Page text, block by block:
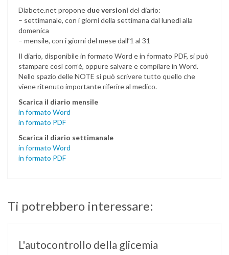
Diabete.net propone due versioni del diario:
– settimanale, con i giorni della settimana dal lunedì alla
domenica
– mensile, con i giorni del mese dall’1 al 31
Il diario, disponibile in formato Word e in formato PDF, si può
stampare così com’è, oppure salvare e compilare in Word.
Nello spazio delle NOTE si può scrivere tutto quello che
viene ritenuto importante riferire al medico.
Scarica il diario mensile
in formato Word
in formato PDF
Scarica il diario settimanale
in formato Word
in formato PDF
Ti potrebbero interessare:
L'autocontrollo della glicemia